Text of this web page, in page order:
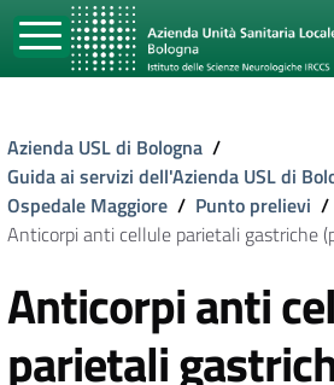
Azienda USL di Bologna /
Guida ai servizi dell'Azienda USL di
Ospedale Maggiore / Punto prelievi /
Anticorpi anti cellule parietali gastriche
Anticorpi anti
parietali